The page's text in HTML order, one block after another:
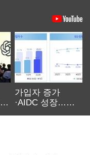
가입자 증가
·AIDC 성장…